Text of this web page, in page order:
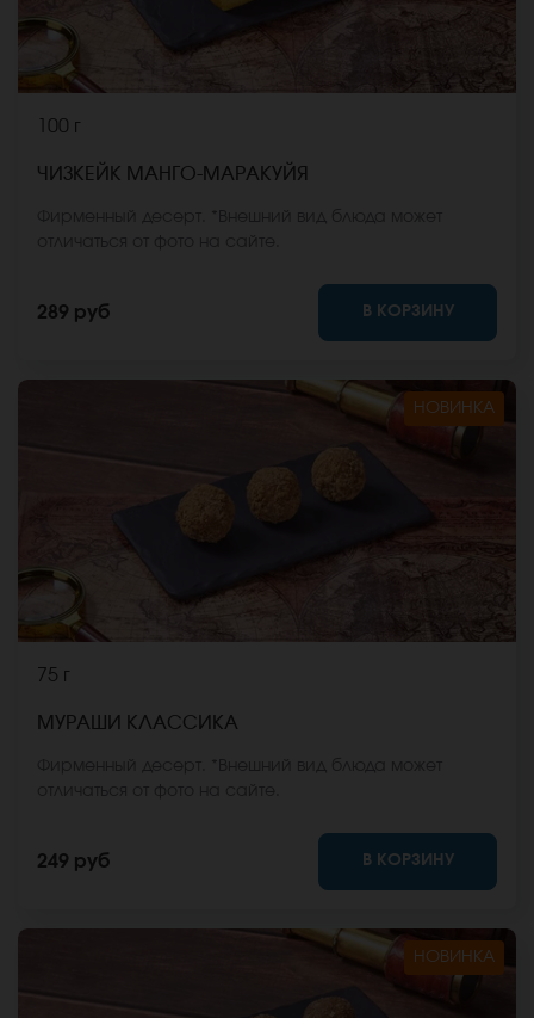
100 г
ЧИЗКЕЙК МАНГО-МАРАКУЙЯ
289 руб В КОРЗИНУ
НОВИНКА
75 г
МУРАШИ КЛАССИКА
249 руб В КОРЗИНУ
НОВИНКА